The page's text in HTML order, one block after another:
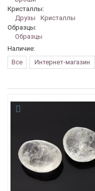
Кристаллы:
Друзы
Кристаллы
Образцы:
Образцы
Наличие:
Все
Интернет-магазин